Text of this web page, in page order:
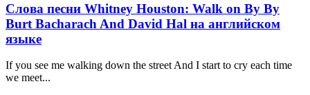
Слова песни Whitney Houston: Walk on By By
Burt Bacharach And David Hal на английском
языке
If you see me walking down the street And I start to cry each time
we meet...